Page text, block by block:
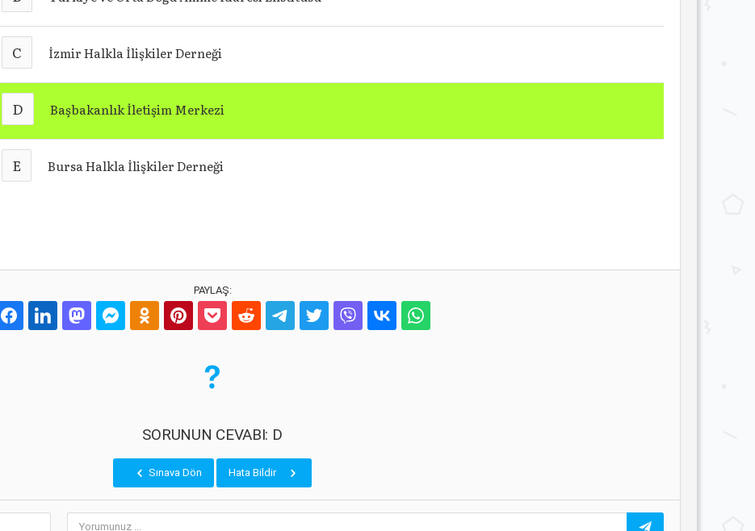
C İzmir Halkla İlişkiler Derneği
D Başbakanlık İletişim Merkezi
E Bursa Halkla İlişkiler Derneği
PAYLAŞ:
SORUNUN CEVABI: D
Sınava Dön Hata Bildir